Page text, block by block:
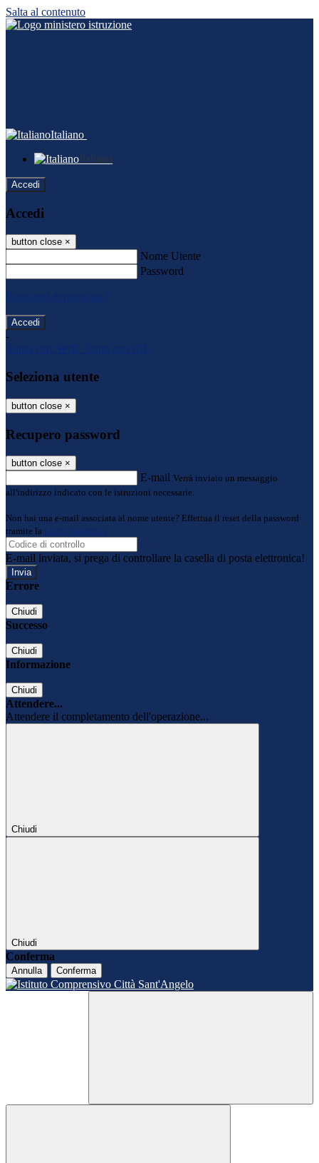
Salta al contenuto
Italiano
Italiano
Accedi
Accedi
button close ×
Nome Utente
Password
Password dimenticata?
-
Entra con SPID
Entra con CIE
Seleziona utente
button close ×
Recupero password
button close ×
E-mail Verrà inviato un messaggio
all'indirizzo indicato con le istruzioni necessarie.
Non hai una e-mail associata al nome utente? Effettua il reset della password
tramite la
Login Spaggiari
E-mail inviata, si prega di controllare la casella di posta elettronica!
Errore
Chiudi
Successo
Chiudi
Informazione
Chiudi
Attendere...
Attendere il completamento dell'operazione...
Chiudi
Chiudi
Conferma
Annulla Conferma